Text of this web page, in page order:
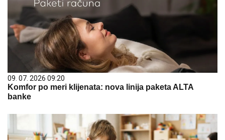
09. 07. 2026 09:20
Komfor po meri klijenata: nova linija paketa ALTA
banke